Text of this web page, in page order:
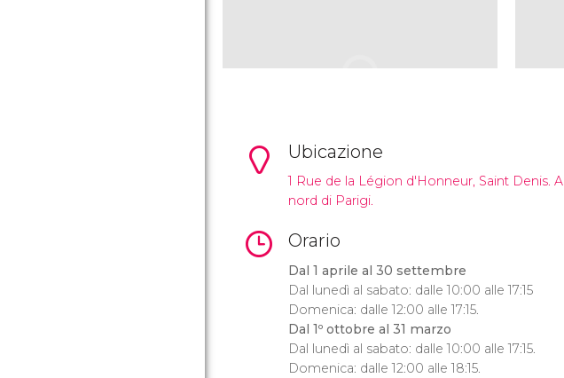
Ubicazione
1 Rue de la Légion d'Honneur, Saint Denis. Al
nord di Parigi.
Orario
Dal 1 aprile al 30 settembre
Dal lunedì al sabato: dalle 10:00 alle 17:15
Domenica: dalle 12:00 alle 17:15.
Dal 1º ottobre al 31 marzo
Dal lunedì al sabato: dalle 10:00 alle 17:15.
Domenica: dalle 12:00 alle 18:15.